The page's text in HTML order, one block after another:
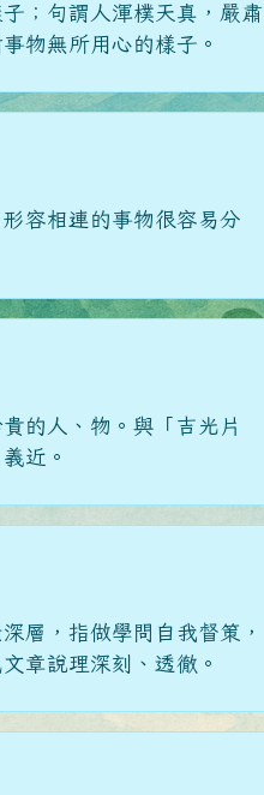
；句謂人渾樸天真，嚴肅
物無所用心的樣子。
容相連的事物很容易分
的人、物。與「吉光片
近。
層，指做學問自我督策，
章說理深刻、透徹。